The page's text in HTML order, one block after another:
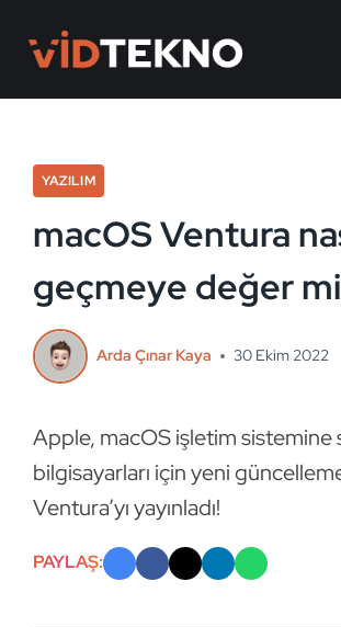
content
YAZILIM
macOS Ventura
geçmeye değer
Arda Çınar Kaya 30 Ekim 2022
Apple, macOS işletim sistemine
bilgisayarları için yeni
Ventura’yı yayınladı!
PAYLAŞ: